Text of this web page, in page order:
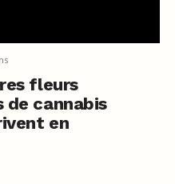
fleurs
de cannabis
en